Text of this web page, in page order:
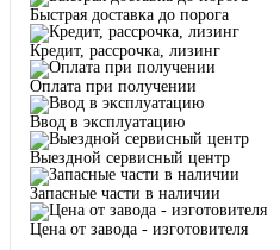
Быстрая доставка до порога
Кредит, рассрочка, лизинг
Оплата при получении
Ввод в эксплуатацию
Выездной сервисный центр
Запасные части в наличии